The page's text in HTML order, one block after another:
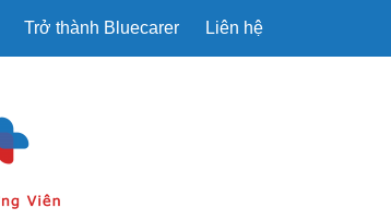
Trở thành Bluecarer Liên hệ